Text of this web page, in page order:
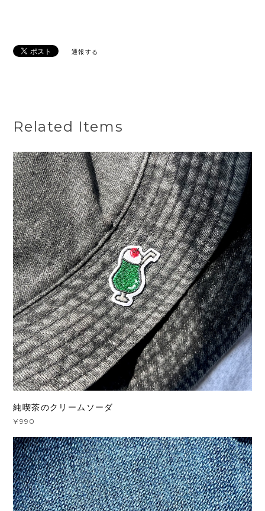
通報する
Related Items
純喫茶のクリームソーダ
¥990